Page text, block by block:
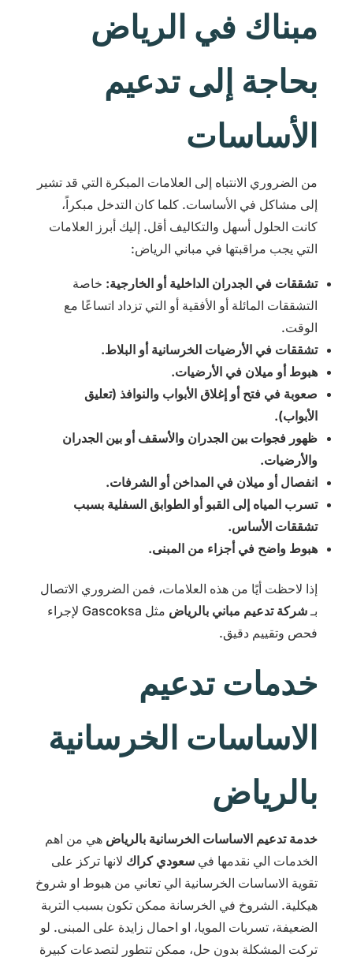
مبناك في الرياض
بحاجة إلى تدعيم
الأساسات
من الضروري الانتباه إلى العلامات المبكرة التي قد تشير
إلى مشاكل في الأساسات. كلما كان التدخل مبكراً،
كانت الحلول أسهل والتكاليف أقل. إليك أبرز العلامات
التي يجب مراقبتها في مباني الرياض:
تشققات في الجدران الداخلية أو الخارجية: خاصة
التشققات المائلة أو الأفقية أو التي تزداد اتساعًا مع
الوقت.
تشققات في الأرضيات الخرسانية أو البلاط.
هبوط أو ميلان في الأرضيات.
صعوبة في فتح أو إغلاق الأبواب والنوافذ (تعليق
الأبواب).
ظهور فجوات بين الجدران والأسقف أو بين الجدران
والأرضيات.
انفصال أو ميلان في المداخن أو الشرفات.
تسرب المياه إلى القبو أو الطوابق السفلية بسبب
تشققات الأساس.
هبوط واضح في أجزاء من المبنى.
إذا لاحظت أيًا من هذه العلامات، فمن الضروري الاتصال
بـشركة تدعيم مباني بالرياض
مثل Gascoksa لإجراء
فحص وتقييم دقيق.
خدمات تدعيم
الاساسات الخرسانية
بالرياض
خدمة تدعيم الاساسات الخرسانية بالرياض هي من اهم
الخدمات الي نقدمها في سعودي كراك لانها تركز على
تقوية الاساسات الخرسانية الي تعاني من هبوط او شروخ
هيكلية. الشروخ في الخرسانة ممكن تكون بسبب التربة
الضعيفة، تسربات المويا، او احمال زايدة على المبنى. لو
تركت المشكلة بدون حل، ممكن تتطور لتصدعات كبيرة